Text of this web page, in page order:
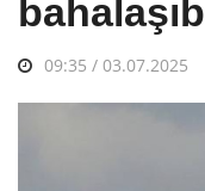
bahalaşıb
09:35 / 03.07.2025